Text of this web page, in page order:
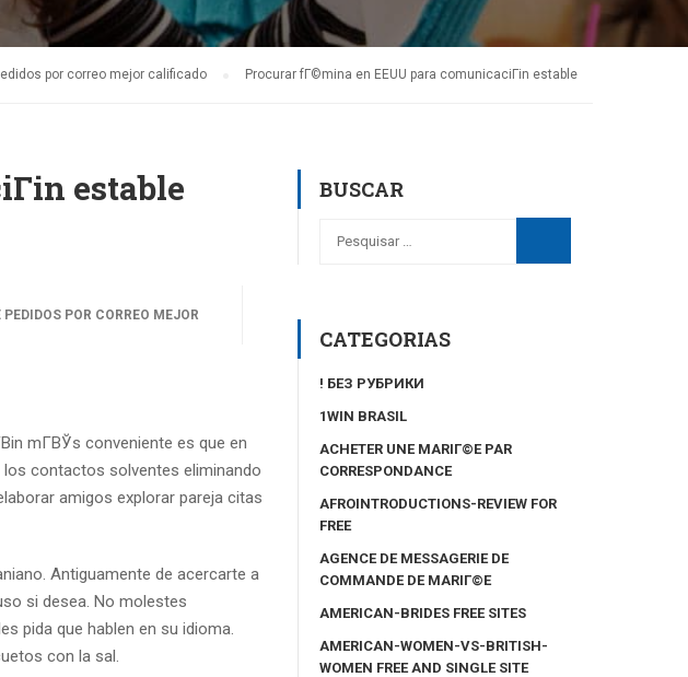
por correo mejor calificado Procurar fГ©mina en EEUU para comunicaciГіn estable
estable
POR CORREO MEJOR
mГ­ВЎs conveniente es que en
contactos solventes eliminando
amigos explorar pareja citas
Antiguamente de acercarte a
si desea. No molestes
pida que hablen en su idioma.
con la sal.
BUSCAR
CATEGORIAS
! БЕЗ РУБРИКИ
1WIN BRASIL
ACHETER UNE MARIГ©E PAR
CORRESPONDANCE
AFROINTRODUCTIONS-REVIEW FOR
FREE
AGENCE DE MESSAGERIE DE
COMMANDE DE MARIГ©E
AMERICAN-BRIDES FREE SITES
AMERICAN-WOMEN-VS-BRITISH-
WOMEN FREE AND SINGLE SITE